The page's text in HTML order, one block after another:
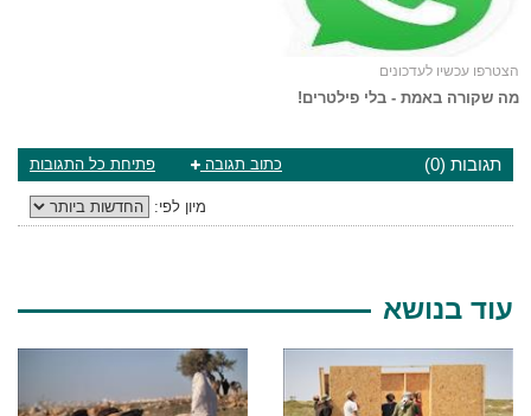
הצטרפו עכשיו לעדכונים
מה שקורה באמת - בלי פילטרים!
תגובות (0) פתיחת כל התגובות כתוב תגובה
מיון לפי:
עוד בנושא